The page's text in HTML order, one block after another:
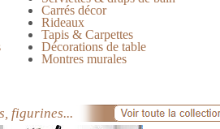
Carrés décor
Rideaux
Tapis & Carpettes
Décorations de table
Montres murales
figurines...